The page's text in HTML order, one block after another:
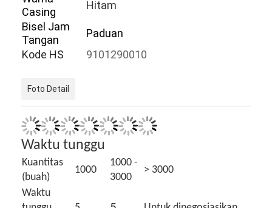
Kasus
Blog
Jam Tangan Kuarsa Tali Kulit
Jam tangan dengan tali stainless steel
Jam tangan dengan tali silikon
Casing
Hitam
Bisel Jam
Tangan
Paduan
Kode HS
9101290010
Foto Detail
Waktu tunggu
Kuantitas
(buah)
1000
1000 -
3000
> 3000
Waktu